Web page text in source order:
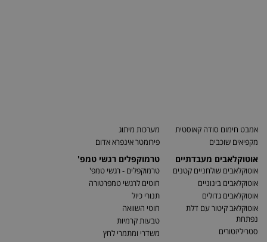
אמבט חימום סודה קאוסטית
מקפיאים שוכבים
אוטוקלאבים מעבדתיים
אוטוקלאבים שולחניים קטנים
אוטוקלאבים בינוניים
אוטוקלאבים גדולים
אוטוקלאב קיטור עם דלת
נפתחת
סטריליזטורים
מערכות מיתוג
פירומטר אינפרא אדום
טרמוקפלים רגשי טמפ'
טרמוקפלים - רגשי טמפ'
חוטים לרגשי טמפרטורה
תנורי כיול
חוטי השוואה
טבעות קרמיות
משדרי ומתמרי לחץ